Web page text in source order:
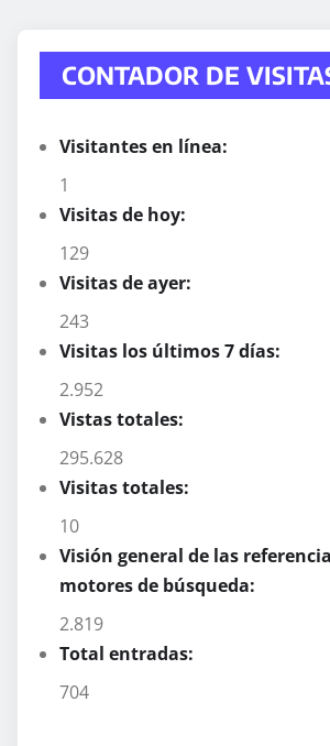
CONTADOR DE
Visitantes en línea:
1
Visitas de hoy:
129
Visitas de ayer:
243
Visitas los últimos 7 días:
2.952
Vistas totales:
295.628
Visitas totales:
10
Visión general de las
motores de búsqueda:
2.819
Total entradas:
704